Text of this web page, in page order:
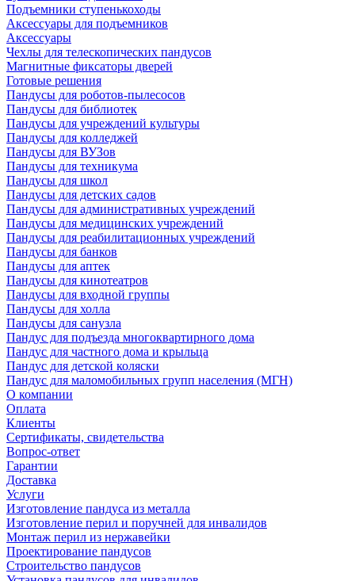
Подъемники ступенькоходы
Аксессуары для подъемников
Аксессуары
Чехлы для телескопических пандусов
Магнитные фиксаторы дверей
Готовые решения
Пандусы для роботов-пылесосов
Пандусы для библиотек
Пандусы для учреждений культуры
Пандусы для колледжей
Пандусы для ВУЗов
Пандусы для техникума
Пандусы для школ
Пандусы для детских садов
Пандусы для административных учреждений
Пандусы для медицинских учреждений
Пандусы для реабилитационных учреждений
Пандусы для банков
Пандусы для аптек
Пандусы для кинотеатров
Пандусы для входной группы
Пандусы для холла
Пандусы для санузла
Пандус для подъезда многоквартирного дома
Пандус для частного дома и крыльца
Пандус для детской коляски
Пандус для маломобильных групп населения (МГН)
О компании
Оплата
Клиенты
Сертификаты, свидетельства
Вопрос-ответ
Гарантии
Доставка
Услуги
Изготовление пандуса из металла
Изготовление перил и поручней для инвалидов
Монтаж перил из нержавейки
Проектирование пандусов
Строительство пандусов